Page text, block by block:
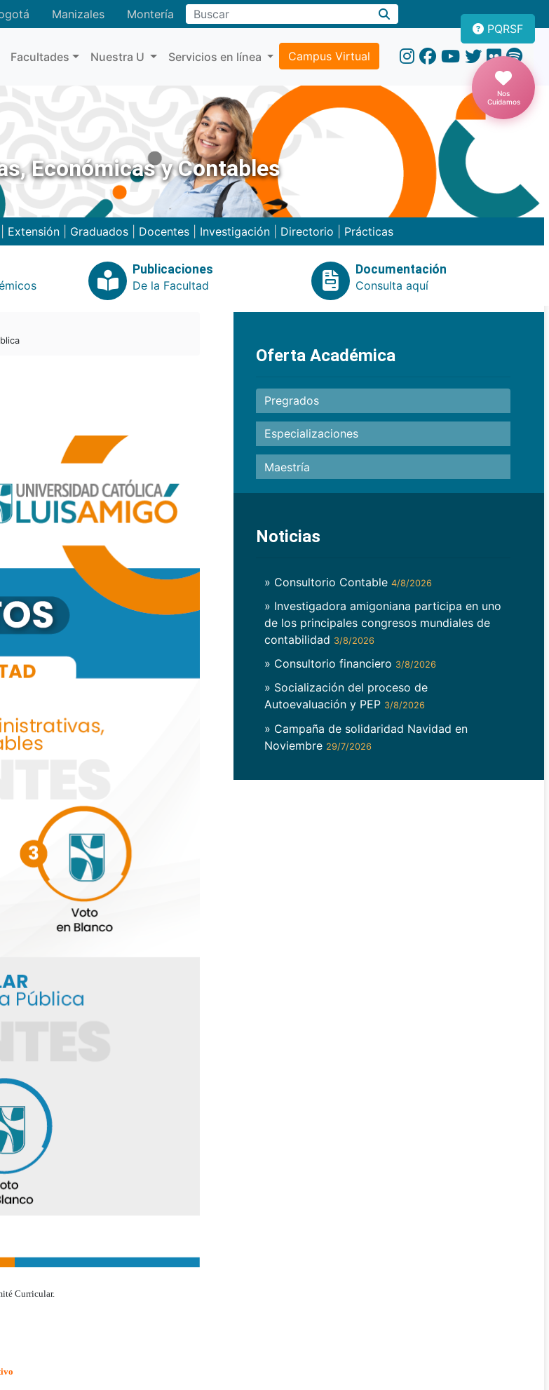
Manizales MonteríaBuscar
Facultades Nuestra U Servicios en línea Campus Virtual
PQRSF
Nos
Cuidamos
Económicas y Contables
Extensión| Graduados| Docentes| Investigación| Directorio Prácticas
Publicaciones
De la Facultad
Documentación
Consulta aquí
Curricular.
Oferta Académica
Pregrados
Especializaciones
Maestría
Noticias
» Consultorio Contable 4/8/2026
» Investigadora amigoniana participa en uno
de los principales congresos mundiales de
contabilidad 3/8/2026
» Consultorio financiero 3/8/2026
» Socialización del proceso de
Autoevaluación y PEP 3/8/2026
» Campaña de solidaridad Navidad en
Noviembre 29/7/2026